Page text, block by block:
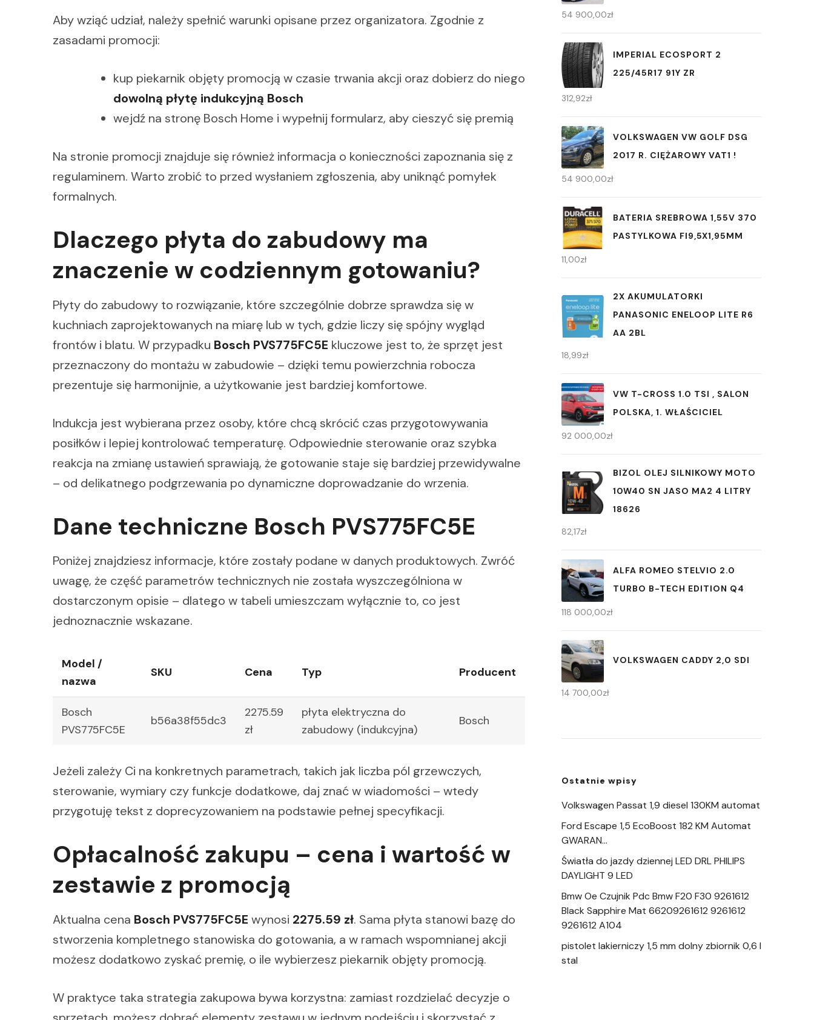
Aby wziąć udział, należy spełnić warunki opisane przez organizatora. Zgodnie z
zasadami promocji:
kup piekarnik objęty promocją w czasie trwania akcji oraz dobierz do niego
dowolną płytę indukcyjną Bosch
wejdź na stronę Bosch Home i wypełnij formularz, aby cieszyć się premią
Na stronie promocji znajduje się również informacja o konieczności zapoznania się z
regulaminem. Warto zrobić to przed wysłaniem zgłoszenia, aby uniknąć pomyłek
formalnych.
Dlaczego płyta do zabudowy ma
znaczenie w codziennym gotowaniu?
Płyty do zabudowy to rozwiązanie, które szczególnie dobrze sprawdza się w
kuchniach zaprojektowanych na miarę lub w tych, gdzie liczy się spójny wygląd
frontów i blatu. W przypadku Bosch PVS775FC5E kluczowe jest to, że sprzęt jest
przeznaczony do montażu w zabudowie – dzięki temu powierzchnia robocza
prezentuje się harmonijnie, a użytkowanie jest bardziej komfortowe.
Indukcja jest wybierana przez osoby, które chcą skrócić czas przygotowywania
posiłków i lepiej kontrolować temperaturę. Odpowiednie sterowanie oraz szybka
reakcja na zmianę ustawień sprawiają, że gotowanie staje się bardziej przewidywalne
– od delikatnego podgrzewania po dynamiczne doprowadzanie do wrzenia.
Dane techniczne Bosch PVS775FC5E
Poniżej znajdziesz informacje, które zostały podane w danych produktowych. Zwróć
uwagę, że część parametrów technicznych nie została wyszczególniona w
dostarczonym opisie – dlatego w tabeli umieszczam wyłącznie to, co jest
jednoznacznie wskazane.
Model /
nazwa
SKU Cena Typ Producent
Bosch
PVS775FC5E
b56a38f55dc3
2275.59
zł
płyta elektryczna do
zabudowy (indukcyjna)
Bosch
Jeżeli zależy Ci na konkretnych parametrach, takich jak liczba pól grzewczych,
sterowanie, wymiary czy funkcje dodatkowe, daj znać w wiadomości – wtedy
przygotuję tekst z doprecyzowaniem na podstawie pełnej specyfikacji.
Opłacalność zakupu – cena i wartość w
zestawie z promocją
Aktualna cena Bosch PVS775FC5E wynosi 2275.59 zł. Sama płyta stanowi bazę do
stworzenia kompletnego stanowiska do gotowania, a w ramach wspomnianej akcji
możesz dodatkowo zyskać premię, o ile wybierzesz piekarnik objęty promocją.
W praktyce taka strategia zakupowa bywa korzystna: zamiast rozdzielać decyzje o
54 900,00zł
IMPERIAL ECOSPORT 2
225/45R17 91Y ZR
312,92zł
VOLKSWAGEN VW GOLF DSG
2017 R. CIĘŻAROWY VAT1 !
54 900,00zł
BATERIA SREBROWA 1,55V 370
PASTYLKOWA FI9,5X1,95MM
11,00zł
2X AKUMULATORKI
PANASONIC ENELOOP LITE R6
AA 2BL
18,99zł
VW T-CROSS 1.0 TSI , SALON
POLSKA, 1. WŁAŚCICIEL
92 000,00zł
BIZOL OLEJ SILNIKOWY MOTO
10W40 SN JASO MA2 4 LITRY
18626
82,17zł
ALFA ROMEO STELVIO 2.0
TURBO B-TECH EDITION Q4
118 000,00zł
VOLKSWAGEN CADDY 2,0 SDI
14 700,00zł
Ostatnie wpisy
Volkswagen Passat 1,9 diesel 130KM automat
Ford Escape 1,5 EcoBoost 182 KM Automat
GWARAN…
Światła do jazdy dziennej LED DRL PHILIPS
DAYLIGHT 9 LED
Bmw Oe Czujnik Pdc Bmw F20 F30 9261612
Black Sapphire Mat 66209261612 9261612
9261612 A104
pistolet lakierniczy 1,5 mm dolny zbiornik 0,6 l
stal